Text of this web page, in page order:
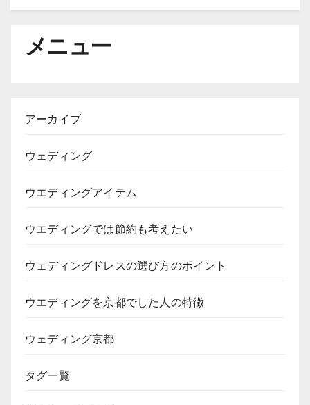
メニュー
アーカイブ
ウェディング
ウエディングアイテム
ウエディングでは節約も考えたい
ウェディングドレスの選び方のポイント
ウエディングを京都でした人の特徴
ウェディング京都
タグ一覧